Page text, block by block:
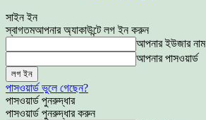
সাইন ইন
স্বাগতমআপনার অ্যাকাউন্টে লগ ইন করুন
আপনার ইউজার নাম
আপনার পাসওয়ার্ড
পাসওয়ার্ড ভুলে গেছেন?
পাসওয়ার্ড পুনরুদ্ধার
পাসওয়ার্ড পুনরুদ্ধার করুন